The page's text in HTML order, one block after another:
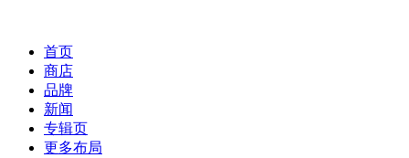
首页
商店
品牌
新闻
专辑页
更多布局